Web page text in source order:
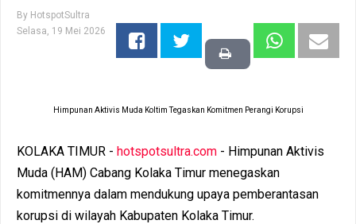
By HotspotSultra
Selasa, 19 Mei 2026
Himpunan Aktivis Muda Koltim Tegaskan Komitmen Perangi Korupsi
KOLAKA TIMUR - hotspotsultra.com - Himpunan Aktivis
Muda (HAM) Cabang Kolaka Timur menegaskan
komitmennya dalam mendukung upaya pemberantasan
korupsi di wilayah Kabupaten Kolaka Timur.